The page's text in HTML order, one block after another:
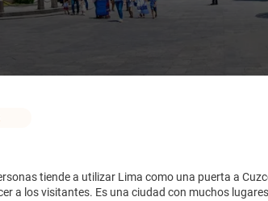
tiende a utilizar Lima como una puerta a
a los visitantes. Es una ciudad con muchos